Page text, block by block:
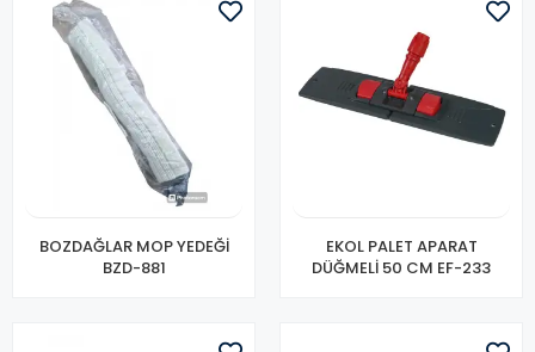
BOZDAĞLAR MOP YEDEĞİ
BZD-881
EKOL PALET APARAT
DÜĞMELİ 50 CM EF-233